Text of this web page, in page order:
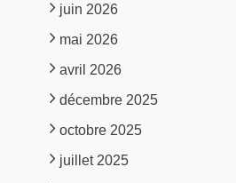
juin 2026
mai 2026
avril 2026
décembre 2025
octobre 2025
juillet 2025